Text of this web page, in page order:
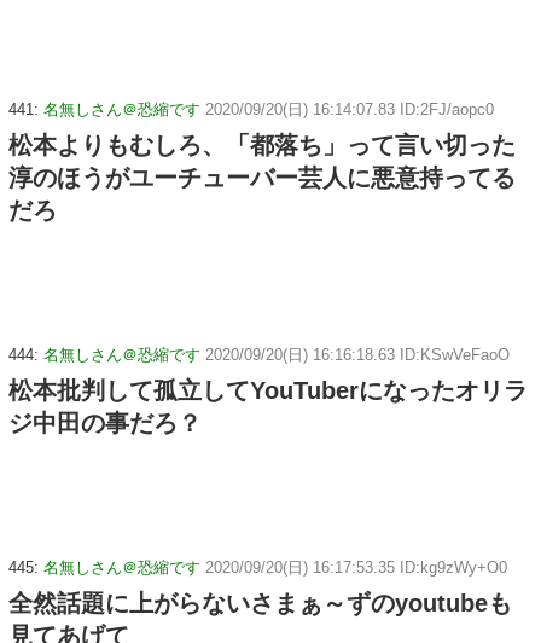
441: 名無しさん＠恐縮です 2020/09/20(日) 16:14:07.83 ID:2FJ/aopc0
松本よりもむしろ、「都落ち」って言い切った
淳のほうがユーチューバー芸人に悪意持ってる
だろ
444: 名無しさん＠恐縮です 2020/09/20(日) 16:16:18.63 ID:KSwVeFaoO
松本批判して孤立してYouTuberになったオリラ
ジ中田の事だろ？
445: 名無しさん＠恐縮です 2020/09/20(日) 16:17:53.35 ID:kg9zWy+O0
全然話題に上がらないさまぁ～ずのyoutubeも
見てあげて